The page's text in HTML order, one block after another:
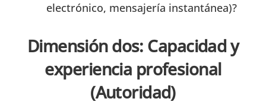
electrónico, mensajería instantánea)?
Dimensión dos: Capacidad y
experiencia profesional
(Autoridad)